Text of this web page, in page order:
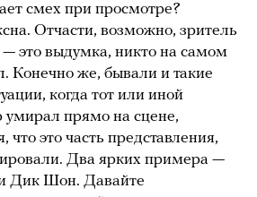
смех при просмотре?
Отчасти, возможно, зритель
это выдумка, никто на самом
Конечно же, бывали и такие
когда тот или иной
умирал прямо на сцене,
что это часть представления,
Два ярких примера —
Дик Шон. Давайте